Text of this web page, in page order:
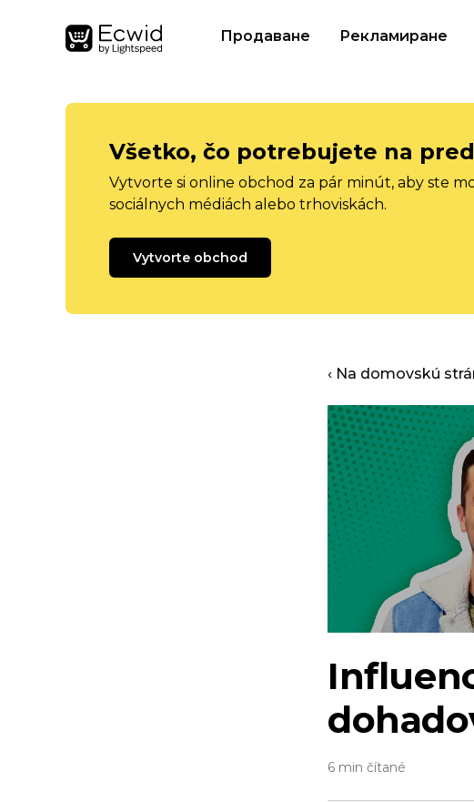
Продаване Рекламиране
Všetko, čo potrebujete na
Vytvorte si online obchod za pár minút, aby ste
sociálnych médiách alebo trhoviskách.
Vytvorte obchod
‹ Na domovskú
6 min čítané